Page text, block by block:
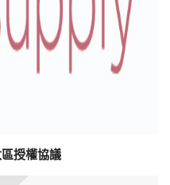
授權協議